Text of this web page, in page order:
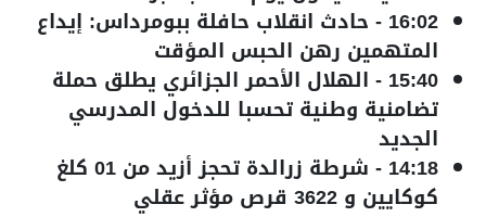
16:02
- حادث انقلاب حافلة ببومرداس: إيداع
المتهمين رهن الحبس المؤقت
15:40
- الهلال الأحمر الجزائري يطلق حملة
تضامنية وطنية تحسبا للدخول المدرسي
الجديد
14:18
- شرطة زرالدة تحجز أزيد من 01 كلغ
كوكايين و 3622 قرص مؤثر عقلي